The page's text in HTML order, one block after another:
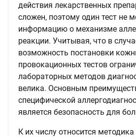
действия лекарственных
сложен, поэтому один тест не
информацию о механизме
реакции. Учитывая, что в
возможность постановки
провокационных тестов
лабораторных методов
велика. Основным
специфической
является безопасность для
К их числу относится методика